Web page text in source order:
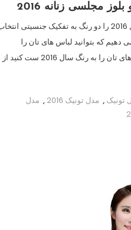
مجلسی زنانه 2016
رنگ سال 2016 – موسسه پنتون رنگ سال 2016 را دو رنگ به تفکیک جنسیتی
دهیم که بتوانید لباس های تان را
مطابق با رنگ سال 2016 ست کنید. لباس های تان را به رنگ سال 2016 ست کنید از
تونیک , مدل تونیک 2016 , مدل